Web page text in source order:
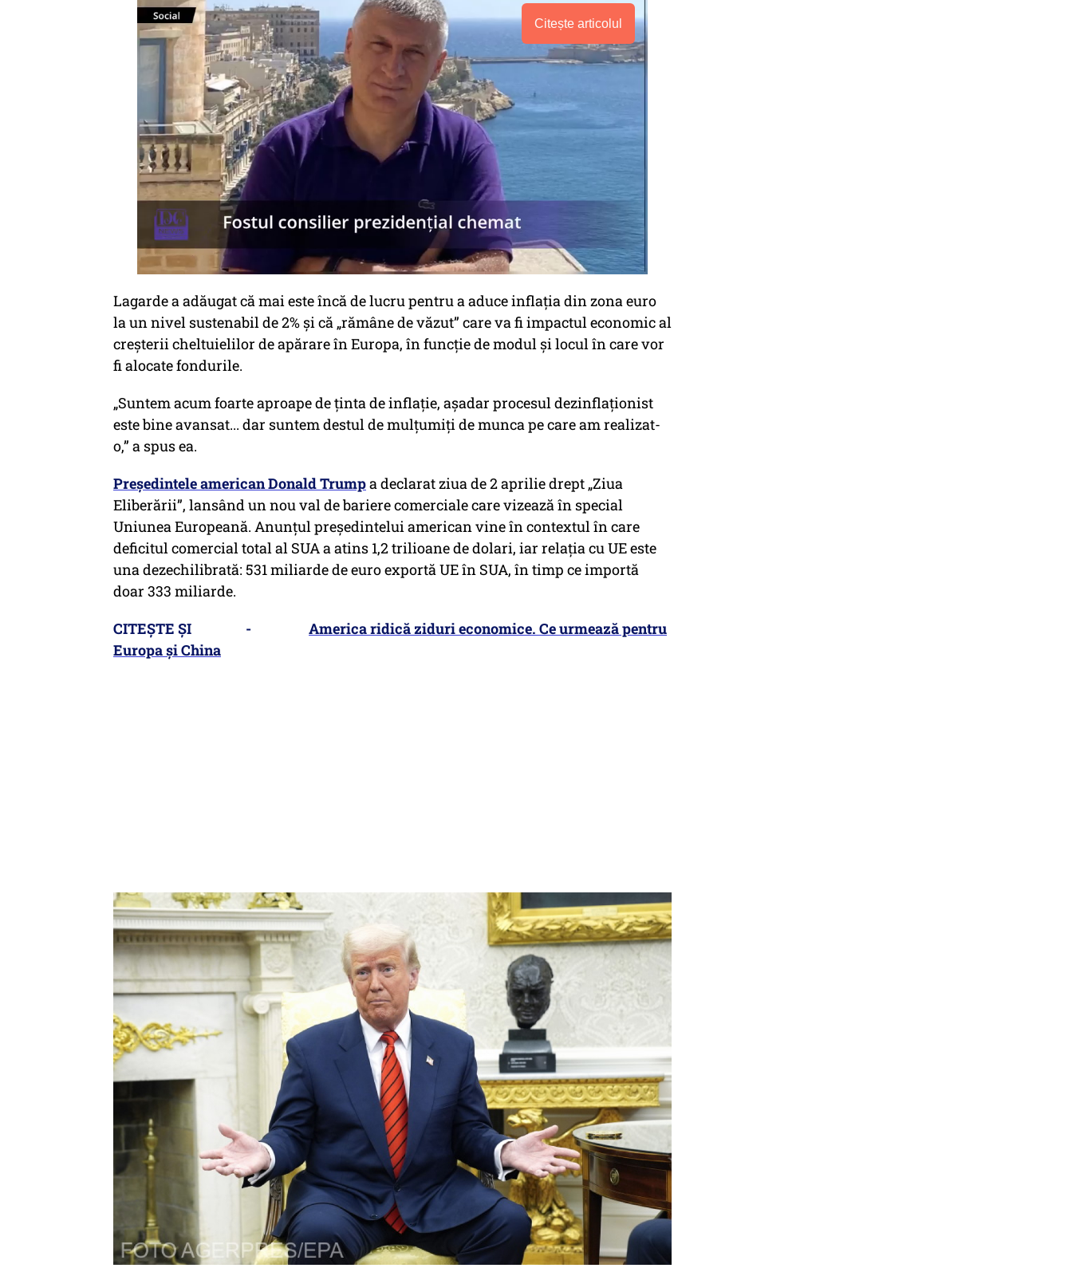
Citește articolul
Lagarde a adăugat că mai este încă de lucru pentru a aduce inflația din zona euro
la un nivel sustenabil de 2% și că „rămâne de văzut” care va fi impactul economic al
creșterii cheltuielilor de apărare în Europa, în funcție de modul și locul în care vor
fi alocate fondurile.
„Suntem acum foarte aproape de ținta de inflație, așadar procesul dezinflaționist
este bine avansat... dar suntem destul de mulțumiți de munca pe care am realizat-
o,” a spus ea.
Președintele american Donald Trumpa declarat ziua de 2 aprilie drept „Ziua
Eliberării”, lansând un nou val de bariere comerciale care vizează în special
Uniunea Europeană. Anunțul președintelui american vine în contextul în care
deficitul comercial total al SUA a atins 1,2 trilioane de dolari, iar relația cu UE este
una dezechilibrată: 531 miliarde de euro exportă UE în SUA, în timp ce importă
doar 333 miliarde.
CITEȘTE ȘI - America ridică ziduri economice. Ce urmează pentru
Europa și China